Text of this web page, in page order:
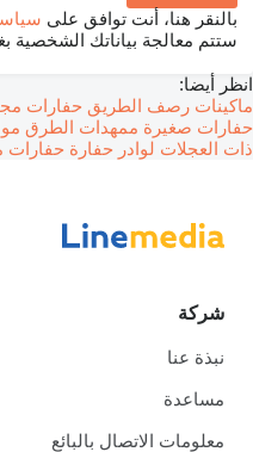
بالنقر هنا، أنت توافق على
ستتم معالجة بياناتك
انظر أيضا:
ماكينات رصف الطريق حفارات
حفارات صغيرة ممهدات الطرق
ذات العجلات لوادر حفارة حفارات
شركة
نبذة عنا
مساعدة
معلومات الاتصال بالبائع